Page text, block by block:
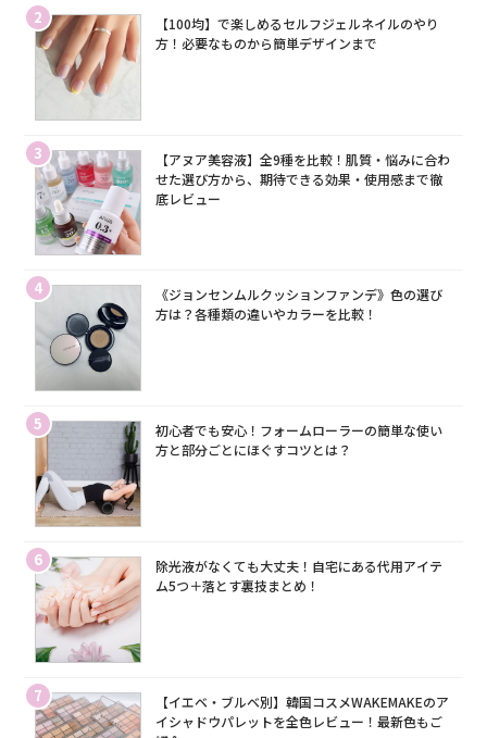
2
【100均】で楽しめるセルフジェルネイルのやり
方！必要なものから簡単デザインまで
3
【アヌア美容液】全9種を比較！肌質・悩みに合わ
せた選び方から、期待できる効果・使用感まで徹
底レビュー
4
《ジョンセンムルクッションファンデ》色の選び
方は？各種類の違いやカラーを比較！
5
初心者でも安心！フォームローラーの簡単な使い
方と部分ごとにほぐすコツとは？
6
除光液がなくても大丈夫！自宅にある代用アイテ
ム5つ＋落とす裏技まとめ！
7
【イエベ・ブルベ別】韓国コスメWAKEMAKEのア
イシャドウパレットを全色レビュー！最新色もご